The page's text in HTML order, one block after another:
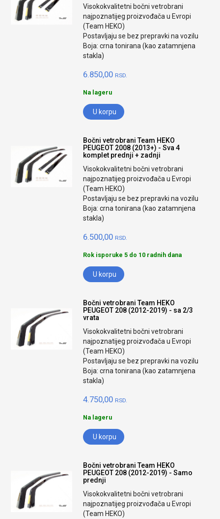
Visokokvalitetni bočni vetrobrani
najpoznatijeg proizvođača u Evropi
(Team HEKO)
Postavljaju se bez prepravki na vozilu
Boja: crna tonirana (kao zatamnjena
stakla)
6.850,00 RSD.
Na lageru
U korpu
Bočni vetrobrani Team HEKO
PEUGEOT 2008 (2013+) - Sva 4
komplet prednji + zadnji
Visokokvalitetni bočni vetrobrani
najpoznatijeg proizvođača u Evropi
(Team HEKO)
Postavljaju se bez prepravki na vozilu
Boja: crna tonirana (kao zatamnjena
stakla)
6.500,00 RSD.
Rok isporuke 5 do 10 radnih dana
U korpu
Bočni vetrobrani Team HEKO
PEUGEOT 208 (2012-2019) - sa 2/3
vrata
Visokokvalitetni bočni vetrobrani
najpoznatijeg proizvođača u Evropi
(Team HEKO)
Postavljaju se bez prepravki na vozilu
Boja: crna tonirana (kao zatamnjena
stakla)
4.750,00 RSD.
Na lageru
U korpu
Bočni vetrobrani Team HEKO
PEUGEOT 208 (2012-2019) - Samo
prednji
Visokokvalitetni bočni vetrobrani
najpoznatijeg proizvođača u Evropi
(Team HEKO)